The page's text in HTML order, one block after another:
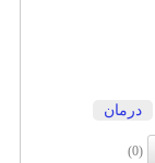
درمان
(0)